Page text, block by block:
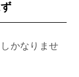
かなりませ